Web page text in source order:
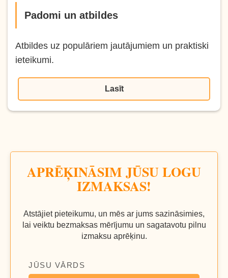
Padomi un atbildes
Atbildes uz populāriem jautājumiem un praktiski
ieteikumi.
Lasīt
APRĒĶINĀSIM JŪSU LOGU
IZMAKSAS!
Atstājiet pieteikumu, un mēs ar jums sazināsimies,
lai veiktu bezmaksas mērījumu un sagatavotu pilnu
izmaksu aprēķinu.
JŪSU VĀRDS